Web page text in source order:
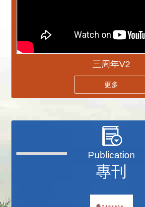
三周年V2
更多
專刊